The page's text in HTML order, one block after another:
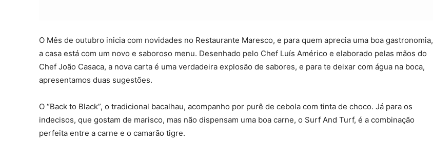
O Mês de outubro inicia com novidades no Restaurante Maresco, e para quem aprecia uma boa gastronomia,
a casa está com um novo e saboroso menu. Desenhado pelo Chef Luís Américo e elaborado pelas mãos do
Chef João Casaca, a nova carta é uma verdadeira explosão de sabores, e para te deixar com água na boca,
apresentamos duas sugestões.
O “Back to Black”, o tradicional bacalhau, acompanho por purê de cebola com tinta de choco. Já para os
indecisos, que gostam de marisco, mas não dispensam uma boa carne, o Surf And Turf, é a combinação
perfeita entre a carne e o camarão tigre.